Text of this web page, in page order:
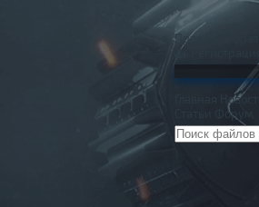
Правила
Новости
Форум